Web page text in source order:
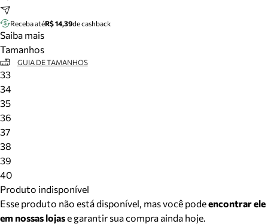
Tire dúvidas sobre pedidos, devoluções e mais.
Meus pedidos
Acompanhe seus pedidos e solicite devoluções.
Receba atéR$ 14,39de cashback
Saiba mais
Tamanhos
GUIA DE TAMANHOS
33
34
35
36
37
38
39
40
Produto indisponível
Esse produto não está disponível, mas você podeencontrar ele
em nossas lojase garantir sua compra ainda hoje.